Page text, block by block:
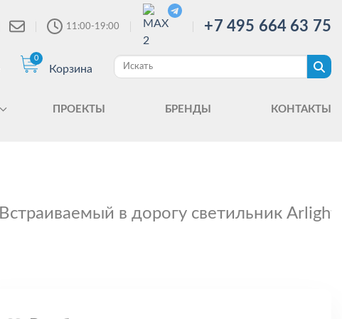
11:00-19:00 +7 495 664 63 75
0
Корзина
ПРОЕКТЫ БРЕНДЫ КОНТАКТЫ
Встраиваемый в дорогу светильник